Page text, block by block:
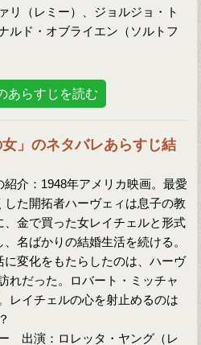
リ（レミー）、ジョルジョ・ト
ルド・オブライエン（ソルトフ
あらすじを読む
女」のネタバレあらすじ結
紹介：1948年アメリカ映画。最愛
した開拓者ハーヴェィは息子の教
、金で買った女レイチェルと形式
、名ばかりの結婚生活を続ける。
に変化をもたらしたのは、ハーヴ
れだった。ロバート・ミッチャ
レイチェルの心を射止めるのは
出演：ロレッタ・ヤング（レ